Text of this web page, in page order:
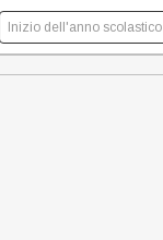
Inizio dell'anno scolastico